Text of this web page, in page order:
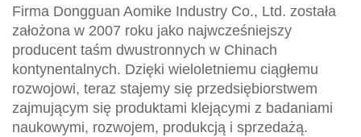
Firma Dongguan Aomike Industry Co., Ltd. została
założona w 2007 roku jako najwcześniejszy
producent taśm dwustronnych w Chinach
kontynentalnych. Dzięki wieloletniemu ciągłemu
rozwojowi, teraz stajemy się przedsiębiorstwem
zajmującym się produktami klejącymi z badaniami
naukowymi, rozwojem, produkcją i sprzedażą.